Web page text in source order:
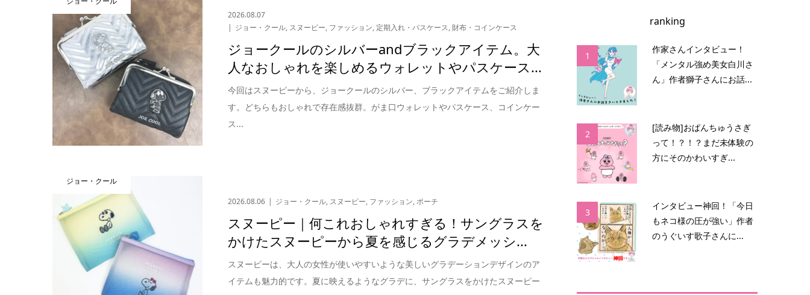
2026.08.07
ジョー・クール, スヌーピー, ファッション, 定期入れ・パスケース, 財布・コインケース
ジョークールのシルバーandブラックアイテム。大
人なおしゃれを楽しめるウォレットやパスケース...
今回はスヌーピーから、ジョークールのシルバー、ブラックアイテムをご紹介しま
す。どちらもおしゃれで存在感抜群。がま口ウォレットやパスケース、コインケー
ス...
ジョー・クール
2026.08.06 ジョー・クール, スヌーピー, ファッション,ポーチ
スヌーピー｜何これおしゃれすぎる！サングラスを
かけたスヌーピーから夏を感じるグラデメッシ...
スヌーピーは、大人の女性が使いやすいような美しいグラデーションデザインのア
イテムも魅力的です。夏に映えるようなグラデに、サングラスをかけたスヌーピー
ranking
1
作家さんインタビュー！
「メンタル強め美女白川さ
ん」作者獅子さんにお話...
2
[読み物]おぱんちゅうさぎ
って！？！？まだ未体験の
方にそのかわいすぎ...
3
インタビュー神回！「今日
もネコ様の圧が強い」作者
のうぐいす歌子さんに...